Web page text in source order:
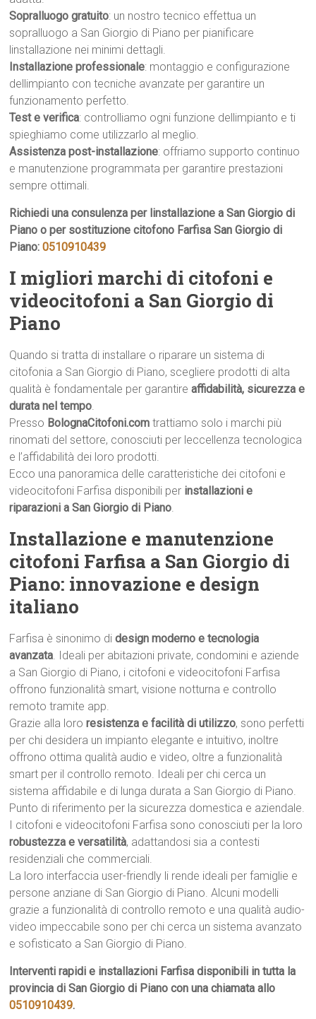
Sopralluogo gratuito: un nostro tecnico effettua un
sopralluogo a San Giorgio di Piano per pianificare
linstallazione nei minimi dettagli.
Installazione professionale: montaggio e configurazione
dellimpianto con tecniche avanzate per garantire un
funzionamento perfetto.
Test e verifica: controlliamo ogni funzione dellimpianto e ti
spieghiamo come utilizzarlo al meglio.
Assistenza post-installazione: offriamo supporto continuo
e manutenzione programmata per garantire prestazioni
sempre ottimali.
Richiedi una consulenza per linstallazione a San Giorgio di
Piano o per sostituzione citofono Farfisa San Giorgio di
Piano: 0510910439
I migliori marchi di citofoni e
videocitofoni a San Giorgio di
Piano
Quando si tratta di installare o riparare un sistema di
citofonia a San Giorgio di Piano, scegliere prodotti di alta
qualità è fondamentale per garantireaffidabilità, sicurezza e
durata nel tempo.
Presso BolognaCitofoni.com trattiamo solo i marchi più
rinomati del settore, conosciuti per leccellenza tecnologica
e l’affidabilità dei loro prodotti.
Ecco una panoramica delle caratteristiche dei citofoni e
videocitofoni Farfisa disponibili per installazioni e
riparazioni a San Giorgio di Piano.
Installazione e manutenzione
citofoni Farfisa a San Giorgio di
Piano: innovazione e design
italiano
Farfisa è sinonimo didesign moderno e tecnologia
avanzata. Ideali per abitazioni private, condomini e aziende
a San Giorgio di Piano, i citofoni e videocitofoni Farfisa
offrono funzionalità smart, visione notturna e controllo
remoto tramite app.
Grazie alla lororesistenza e facilità di utilizzo, sono perfetti
per chi desidera un impianto elegante e intuitivo, inoltre
offrono ottima qualità audio e video, oltre a funzionalità
smart per il controllo remoto. Ideali per chi cerca un
sistema affidabile e di lunga durata a San Giorgio di Piano.
Punto di riferimento per la sicurezza domestica e aziendale.
I citofoni e videocitofoni Farfisa sono conosciuti per la loro
robustezza e versatilità, adattandosi sia a contesti
residenziali che commerciali.
La loro interfaccia user-friendly li rende ideali per famiglie e
persone anziane di San Giorgio di Piano. Alcuni modelli
grazie a funzionalità di controllo remoto e una qualità audio-
video impeccabile sono per chi cerca un sistema avanzato
e sofisticato a San Giorgio di Piano.
Interventi rapidi e installazioni Farfisa disponibili in tutta la
provincia di San Giorgio di Piano con una chiamata allo
0510910439.